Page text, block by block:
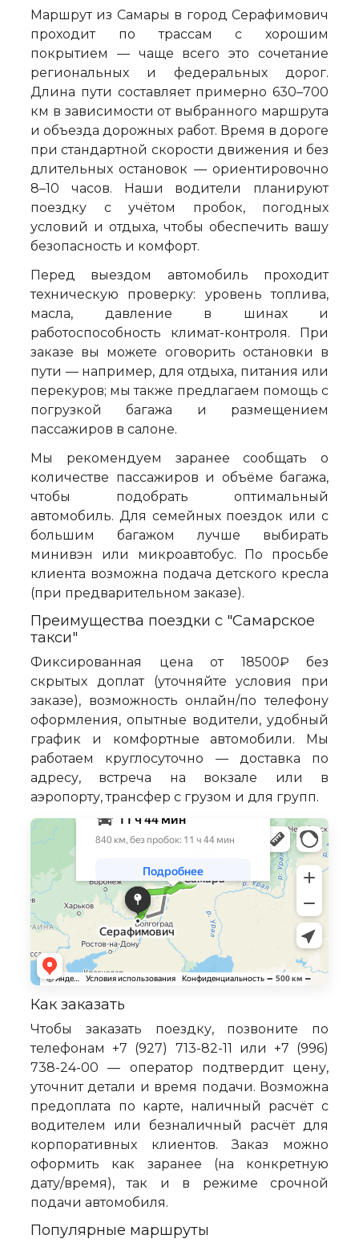
Маршрут из Самары в город Серафимович
проходит по трассам с хорошим
покрытием — чаще всего это сочетание
региональных и федеральных дорог.
Длина пути составляет примерно 630–700
км в зависимости от выбранного маршрута
и объезда дорожных работ. Время в дороге
при стандартной скорости движения и без
длительных остановок — ориентировочно
8–10 часов. Наши водители планируют
поездку с учётом пробок, погодных
условий и отдыха, чтобы обеспечить вашу
безопасность и комфорт.
Перед выездом автомобиль проходит
техническую проверку: уровень топлива,
масла, давление в шинах и
работоспособность климат-контроля. При
заказе вы можете оговорить остановки в
пути — например, для отдыха, питания или
перекуров; мы также предлагаем помощь с
погрузкой багажа и размещением
пассажиров в салоне.
Мы рекомендуем заранее сообщать о
количестве пассажиров и объёме багажа,
чтобы подобрать оптимальный
автомобиль. Для семейных поездок или с
большим багажом лучше выбирать
минивэн или микроавтобус. По просьбе
клиента возможна подача детского кресла
(при предварительном заказе).
Преимущества поездки с "Самарское
такси"
Фиксированная цена от 18500₽ без
скрытых доплат (уточняйте условия при
заказе), возможность онлайн/по телефону
оформления, опытные водители, удобный
график и комфортные автомобили. Мы
работаем круглосуточно — доставка по
адресу, встреча на вокзале или в
аэропорту, трансфер с грузом и для групп.
Как заказать
Чтобы заказать поездку, позвоните по
телефонам +7 (927) 713-82-11 или +7 (996)
738-24-00 — оператор подтвердит цену,
уточнит детали и время подачи. Возможна
предоплата по карте, наличный расчёт с
водителем или безналичный расчёт для
корпоративных клиентов. Заказ можно
оформить как заранее (на конкретную
дату/время), так и в режиме срочной
подачи автомобиля.
Популярные маршруты